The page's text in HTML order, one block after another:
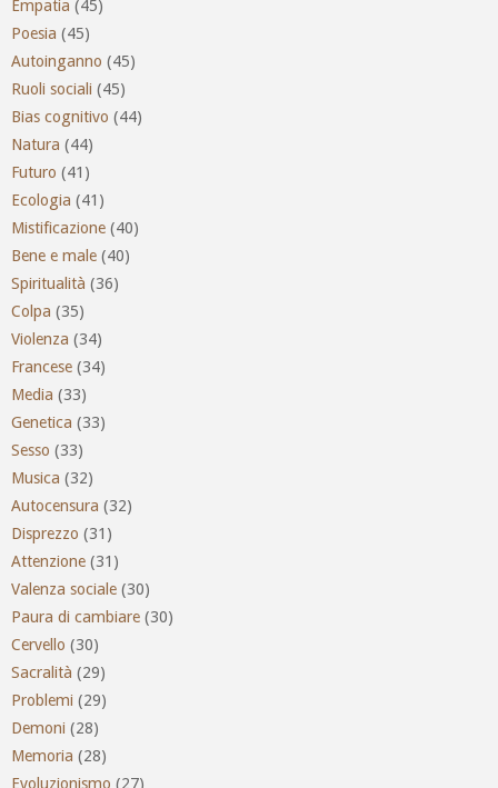
Empatia (45)
Poesia (45)
Autoinganno (45)
Ruoli sociali (45)
Bias cognitivo (44)
Natura (44)
Futuro (41)
Ecologia (41)
Mistificazione (40)
Bene e male (40)
Spiritualità (36)
Colpa (35)
Violenza (34)
Francese (34)
Media (33)
Genetica (33)
Sesso (33)
Musica (32)
Autocensura (32)
Disprezzo (31)
Attenzione (31)
Valenza sociale (30)
Paura di cambiare (30)
Cervello (30)
Sacralità (29)
Problemi (29)
Demoni (28)
Memoria (28)
Evoluzionismo (27)